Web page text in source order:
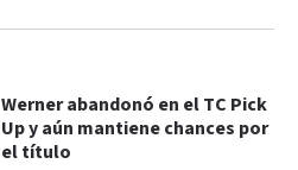
Werner abandonó en el TC Pick
Up y aún mantiene chances por
el título